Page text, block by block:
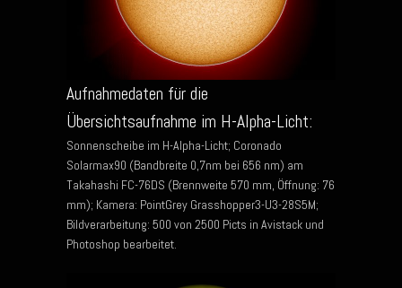
Aufnahmedaten für die
Übersichtsaufnahme im H-Alpha-Licht:
Sonnenscheibe im H-Alpha-Licht; Coronado
Solarmax90 (Bandbreite 0,7nm bei 656 nm) am
Takahashi FC-76DS (Brennweite 570 mm, Öffnung: 76
mm); Kamera: PointGrey Grasshopper3-U3-28S5M;
Bildverarbeitung: 500 von 2500 Picts in Avistack und
Photoshop bearbeitet.